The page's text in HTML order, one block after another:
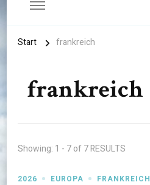
Start frankreich
frankreich
Showing: 1 - 7 of 7 RESULTS
2026 EUROPA FRANKREICH